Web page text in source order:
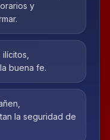
y
buena fe.
la seguridad de